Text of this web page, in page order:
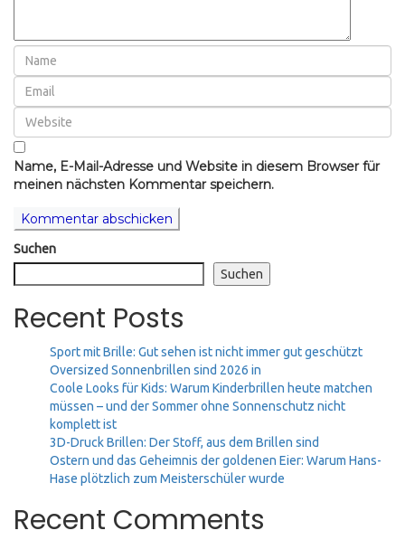
Name, E-Mail-Adresse und Website in diesem Browser für
meinen nächsten Kommentar speichern.
Suchen
Suchen
Recent Posts
Sport mit Brille: Gut sehen ist nicht immer gut geschützt
Oversized Sonnenbrillen sind 2026 in
Coole Looks für Kids: Warum Kinderbrillen heute matchen
müssen – und der Sommer ohne Sonnenschutz nicht
komplett ist
3D-Druck Brillen: Der Stoff, aus dem Brillen sind
Ostern und das Geheimnis der goldenen Eier: Warum Hans-
Hase plötzlich zum Meisterschüler wurde
Recent Comments